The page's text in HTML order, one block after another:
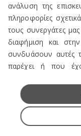
Πωλείται
ανάλυση της
πληροφορίες
τους συνεργάτες
διαφήμιση και
συνδυάσουν αυτές
παρέχει ή που